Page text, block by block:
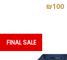
₪100
FINAL SALE